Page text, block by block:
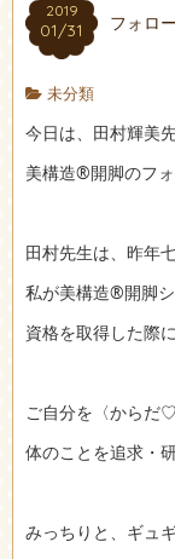
2019
01/31 フォロ
未分類
今日は、田村輝美
美構造®開脚のフ
田村先生は、昨年七
私が美構造®開脚
資格を取得した際
ご自分を〈からだ
体のことを追求・
みっちりと、ギュ